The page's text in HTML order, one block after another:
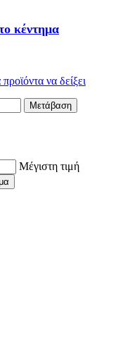
κέντημα
να δείξει
Μετάβαση
Μέγιστη τιμή